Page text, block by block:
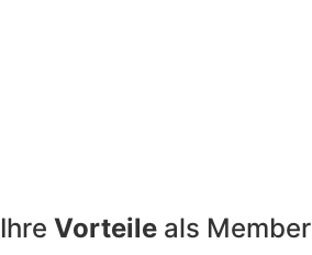
Ihre Vorteile als Member